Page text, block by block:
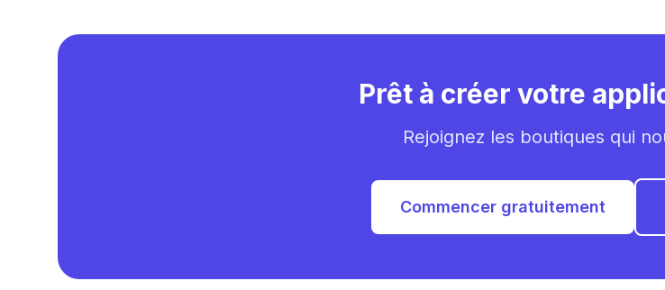
Prêt à créer votre
Rejoignez les boutiques qui
Commencer gratuitement